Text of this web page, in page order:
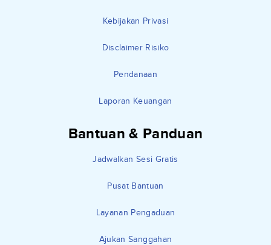
Kebijakan Privasi
Disclaimer Risiko
Pendanaan
Laporan Keuangan
Bantuan & Panduan
Jadwalkan Sesi Gratis
Pusat Bantuan
Layanan Pengaduan
Ajukan Sanggahan